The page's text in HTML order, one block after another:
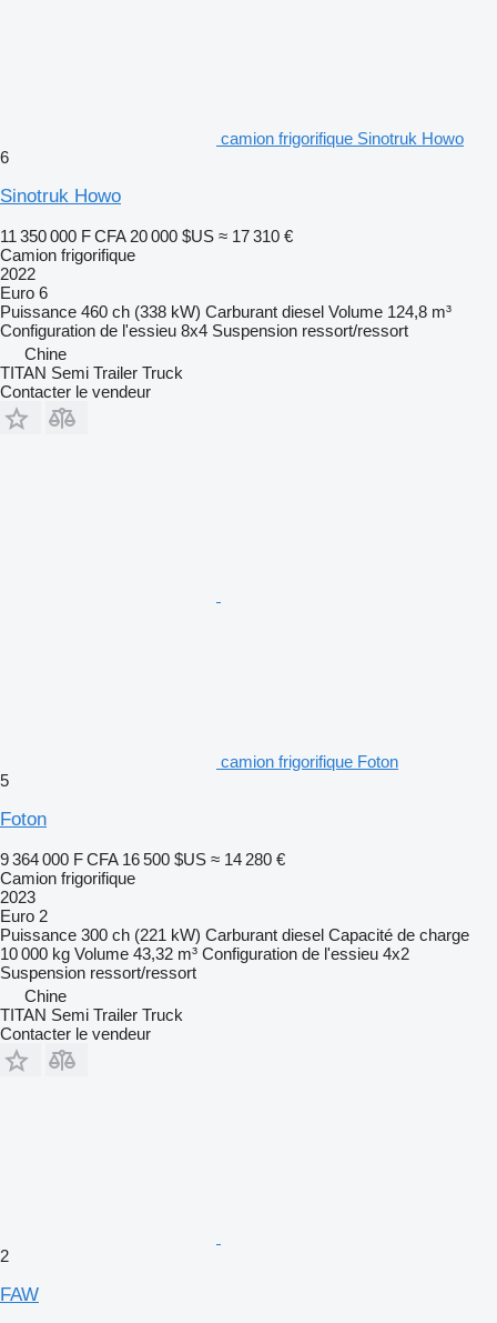
camion frigorifique Sinotruk Howo
6
Sinotruk Howo
11 350 000 F CFA 20 000 $US ≈ 17 310 €
Camion frigorifique
2022
Euro 6
Puissance 460 ch (338 kW) Carburant diesel Volume 124,8 m³
Configuration de l'essieu 8x4 Suspension ressort/ressort
Chine
TITAN Semi Trailer Truck
Contacter le vendeur
camion frigorifique Foton
5
Foton
9 364 000 F CFA 16 500 $US ≈ 14 280 €
Camion frigorifique
2023
Euro 2
Puissance 300 ch (221 kW) Carburant diesel Capacité de charge
10 000 kg Volume 43,32 m³ Configuration de l'essieu 4x2
Suspension ressort/ressort
Chine
TITAN Semi Trailer Truck
Contacter le vendeur
2
FAW